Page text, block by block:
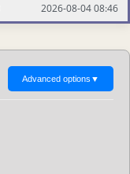
2026-08-04 08:46
Advanced options ▼